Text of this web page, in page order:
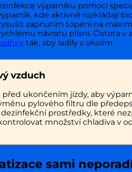
výparníku pomocí
kde aktivně rozkládají
zapnutím topení na
návratu plísní. Čistota
tak, aby ladily s okolím.
vzduch
ukončením jízdy, aby
pylového filtru dle
prostředky, které
množství chladiva v
sami